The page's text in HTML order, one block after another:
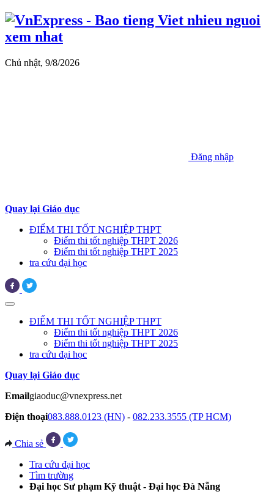
Chủ nhật, 9/8/2026
Đăng nhập
Quay lại Giáo dục
ĐIỂM THI TỐT NGHIỆP THPT
Điểm thi tốt nghiệp THPT 2026
Điểm thi tốt nghiệp THPT 2025
tra cứu đại học
ĐIỂM THI TỐT NGHIỆP THPT
Điểm thi tốt nghiệp THPT 2026
Điểm thi tốt nghiệp THPT 2025
tra cứu đại học
Quay lại Giáo dục
Emailgiaoduc@vnexpress.net
Điện thoại083.888.0123 (HN) - 082.233.3555 (TP HCM)
Chia sẻ
Tra cứu đại học
Tìm trường
Đại học Sư phạm Kỹ thuật - Đại học Đà Nẵng